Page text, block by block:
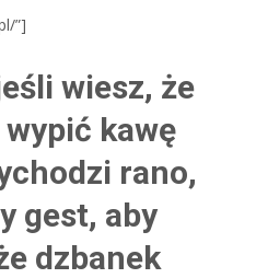
”]
wiesz, że
kawę
rano,
gest, aby
dzbanek